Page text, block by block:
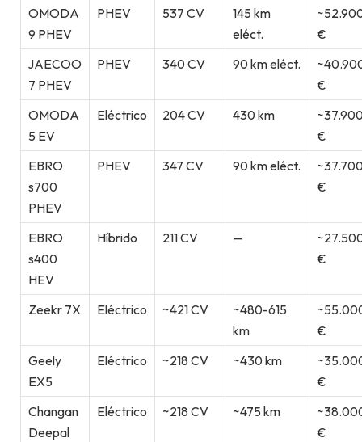
OMODA
9 PHEV
PHEV 537 CV
145 km
eléct.
€
JAECOO
7 PHEV
PHEV 340 CV 90 km eléct.
€
OMODA
5 EV
Eléctrico 204 CV 430 km
€
EBRO
s700
PHEV
PHEV 347 CV 90 km eléct.
€
EBRO
s400
HEV
Híbrido 211 CV —
€
Zeekr 7X Eléctrico ~421 CV
~480-615
km
€
Geely
EX5
Eléctrico ~218 CV ~430 km
€
Changan
Deepal
Eléctrico ~218 CV ~475 km
€